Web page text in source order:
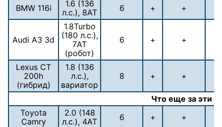
BMW 116i
1.6 (136
л.с.), 8АТ
6 + +
Audi A3 3d
1.8Turbo
(180 л.с.),
7АТ
(робот)
6 + +
Lexus CT
200h
(гибрид)
1.8 (136
л.с.),
вариатор
8 + +
Что еще за эти
Toyota
Camry
2.0 (148
л.с.), 4АТ
6 + +